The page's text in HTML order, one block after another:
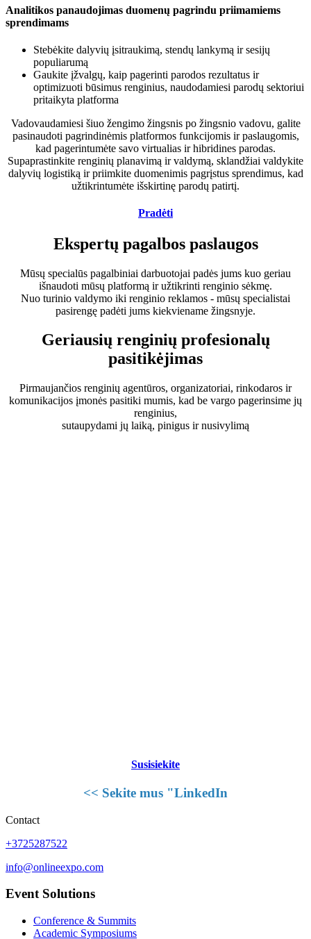
Analitikos panaudojimas duomenų pagrindu priimamiems
sprendimams
Stebėkite dalyvių įsitraukimą, stendų lankymą ir sesijų
populiarumą
Gaukite įžvalgų, kaip pagerinti parodos rezultatus ir
optimizuoti būsimus renginius, naudodamiesi parodų sektoriui
pritaikyta platforma
Vadovaudamiesi šiuo žengimo žingsnis po žingsnio vadovu, galite
pasinaudoti pagrindinėmis platformos funkcijomis ir paslaugomis,
kad pagerintumėte savo virtualias ir hibridines parodas.
Supaprastinkite renginių planavimą ir valdymą, sklandžiai valdykite
dalyvių logistiką ir priimkite duomenimis pagrįstus sprendimus, kad
užtikrintumėte išskirtinę parodų patirtį.
Pradėti
Ekspertų pagalbos paslaugos
Mūsų specialūs pagalbiniai darbuotojai padės jums kuo geriau
išnaudoti mūsų platformą ir užtikrinti renginio sėkmę.
Nuo turinio valdymo iki renginio reklamos - mūsų specialistai
pasirengę padėti jums kiekviename žingsnyje.
Geriausių renginių profesionalų
pasitikėjimas
Pirmaujančios renginių agentūros, organizatoriai, rinkodaros ir
komunikacijos įmonės pasitiki mumis, kad be vargo pagerinsime jų
renginius,
sutaupydami jų laiką, pinigus ir nusivylimą
Susisiekite
<< Sekite mus "LinkedIn
Contact
+3725287522
info@onlineexpo.com
Event Solutions
Conference & Summits
Academic Symposiums